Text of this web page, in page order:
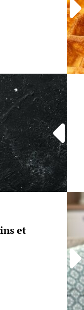
et